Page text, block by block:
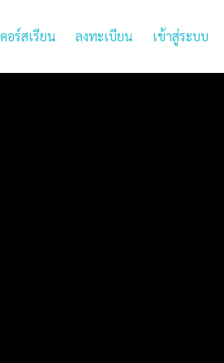
คอร์สเรียน ลงทะเบียน เข้าสู่ระบบ